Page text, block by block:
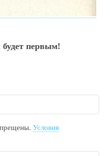
первым!
Условия